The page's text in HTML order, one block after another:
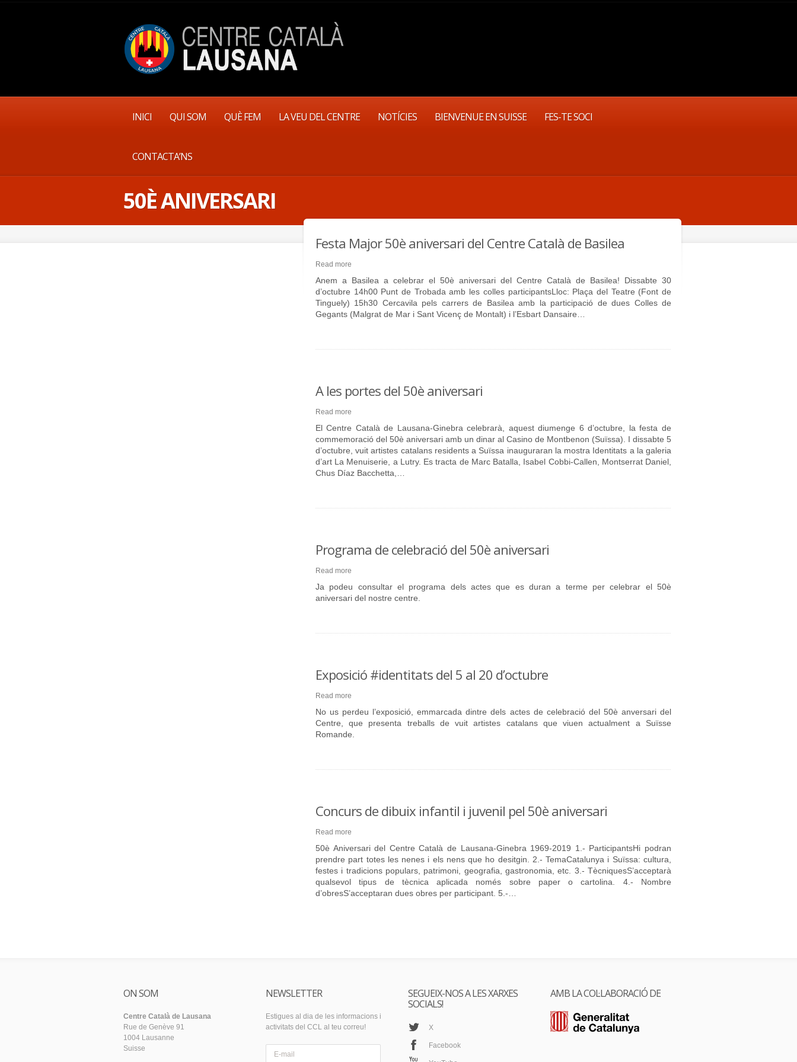
INICI QUI SOM QUÈ FEM LA VEU DEL CENTRE NOTÍCIES BIENVENUE EN SUISSE FES-TE SOCI
CONTACTA’NS
50È ANIVERSARI
Festa Major 50è aniversari del Centre Català de Basilea
Read more
Anem a Basilea a celebrar el 50è aniversari del Centre Català de Basilea! Dissabte 30
d’octubre 14h00 Punt de Trobada amb les colles participantsLloc: Plaça del Teatre (Font de
Tinguely) 15h30 Cercavila pels carrers de Basilea amb la participació de dues Colles de
Gegants (Malgrat de Mar i Sant Vicenç de Montalt) i l’Esbart Dansaire…
A les portes del 50è aniversari
Read more
El Centre Català de Lausana-Ginebra celebrarà, aquest diumenge 6 d’octubre, la festa de
commemoració del 50è aniversari amb un dinar al Casino de Montbenon (Suïssa). I dissabte 5
d’octubre, vuit artistes catalans residents a Suïssa inauguraran la mostra Identitats a la galeria
d’art La Menuiserie, a Lutry. Es tracta de Marc Batalla, Isabel Cobbi-Callen, Montserrat Daniel,
Chus Díaz Bacchetta,…
Programa de celebració del 50è aniversari
Read more
Ja podeu consultar el programa dels actes que es duran a terme per celebrar el 50è
aniversari del nostre centre.
Exposició #identitats del 5 al 20 d’octubre
Read more
No us perdeu l’exposició, emmarcada dintre dels actes de celebració del 50è anversari del
Centre, que presenta treballs de vuit artistes catalans que viuen actualment a Suïsse
Romande.
Concurs de dibuix infantil i juvenil pel 50è aniversari
Read more
50è Aniversari del Centre Català de Lausana-Ginebra 1969-2019 1.- ParticipantsHi podran
prendre part totes les nenes i els nens que ho desitgin. 2.- TemaCatalunya i Suïssa: cultura,
festes i tradicions populars, patrimoni, geografia, gastronomia, etc. 3.- TècniquesS’acceptarà
qualsevol tipus de tècnica aplicada només sobre paper o cartolina. 4.- Nombre
d’obresS’acceptaran dues obres per participant. 5.-…
ON SOM
Centre Català de Lausana
Rue de Genève 91
1004 Lausanne
Suisse
NEWSLETTER
Estigues al dia de les informacions i
activitats del CCL al teu correu!
SEGUEIX-NOS A LES XARXES
SOCIALS!
X
Facebook
AMB LA COL·LABORACIÓ DE